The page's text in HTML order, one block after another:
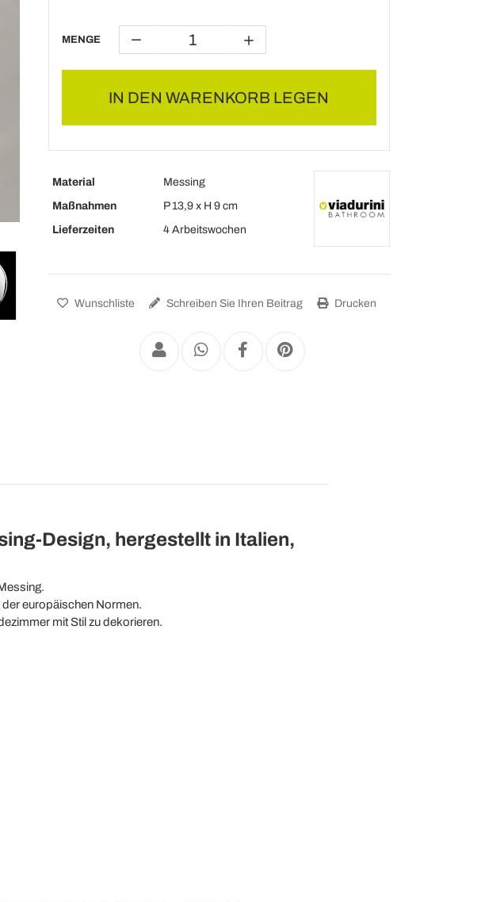
MENGE
IN DEN WARENKORB LEGEN
Material
Messing
Maßnahmen
P 13,9 x H 9 cm
Lieferzeiten
4 Arbeitswochen
Wunschliste Schreiben Sie Ihren Beitrag Drucken
Design, hergestellt in Italien,
der europäischen Normen.
mit Stil zu dekorieren.